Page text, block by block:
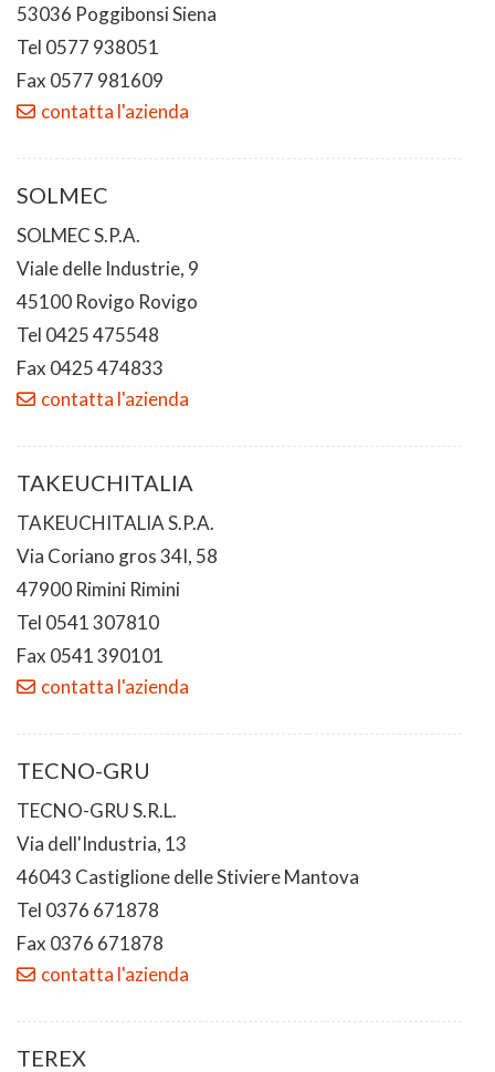
53036 Poggibonsi Siena
Tel 0577 938051
Fax 0577 981609
contatta l'azienda
SOLMEC
SOLMEC S.P.A.
Viale delle Industrie, 9
45100 Rovigo Rovigo
Tel 0425 475548
Fax 0425 474833
contatta l'azienda
TAKEUCHITALIA
TAKEUCHITALIA S.P.A.
Via Coriano gros 34I, 58
47900 Rimini Rimini
Tel 0541 307810
Fax 0541 390101
contatta l'azienda
TECNO-GRU
TECNO-GRU S.R.L.
Via dell'Industria, 13
46043 Castiglione delle Stiviere Mantova
Tel 0376 671878
Fax 0376 671878
contatta l'azienda
TEREX